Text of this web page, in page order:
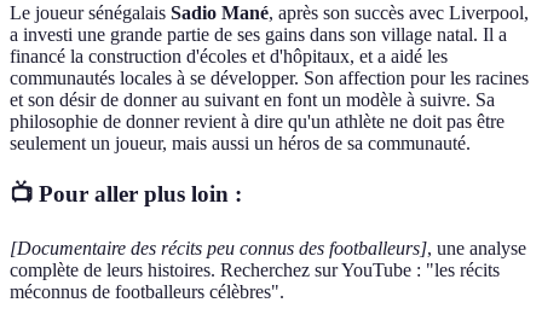
Le joueur sénégalais Sadio Mané, après son succès avec Liverpool,
a investi une grande partie de ses gains dans son village natal. Il a
financé la construction d'écoles et d'hôpitaux, et a aidé les
communautés locales à se développer. Son affection pour les racines
et son désir de donner au suivant en font un modèle à suivre. Sa
philosophie de donner revient à dire qu'un athlète ne doit pas être
seulement un joueur, mais aussi un héros de sa communauté.
📺 Pour aller plus loin :
[Documentaire des récits peu connus des footballeurs], une analyse
complète de leurs histoires. Recherchez sur YouTube : "les récits
méconnus de footballeurs célèbres".